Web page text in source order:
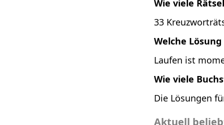
Wie viele
33
Welche
Laufen ist
Wie viele
Die Lösungen
Aktuell